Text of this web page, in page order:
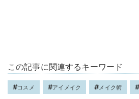
この記事に関連するキーワード
コスメ アイメイク メイク術